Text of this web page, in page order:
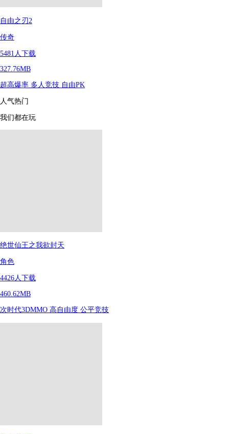
自由之刃2
传奇
5481 人下载
327.76MB
超高爆率 多人竞技 自由PK
人气热门
我们都在玩
绝世仙王之我欲封天
角色
4426人下载
460.62MB
次时代3DMMO 高自由度 公平竞技